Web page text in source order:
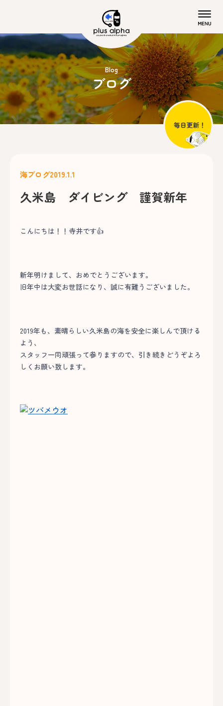
Blog
ブログ
海ブログ2019.1.1
久米島 ダイビング 謹賀新年
こんにちは！！寺井です👍
新年明けまして、おめでとうございます。
旧年中は大変お世話になり、誠に有難うございました。
2019年も、素晴らしい久米島の海を安全に楽しんで頂ける
よう、
スタッフ一同頑張って参りますので、引き続きどうぞよろ
しくお願い致します。